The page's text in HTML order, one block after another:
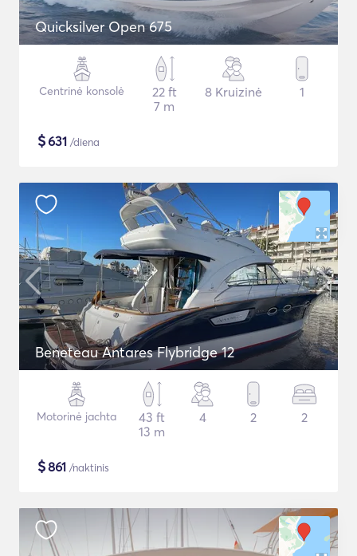
Quicksilver Open 675
Centrinė konsolė
22 ft
7 m
8 Kruizinė 1
$631 /diena
Beneteau Antares Flybridge 12
Motorinė jachta
43 ft
13 m
4 2 2
$861 /naktinis